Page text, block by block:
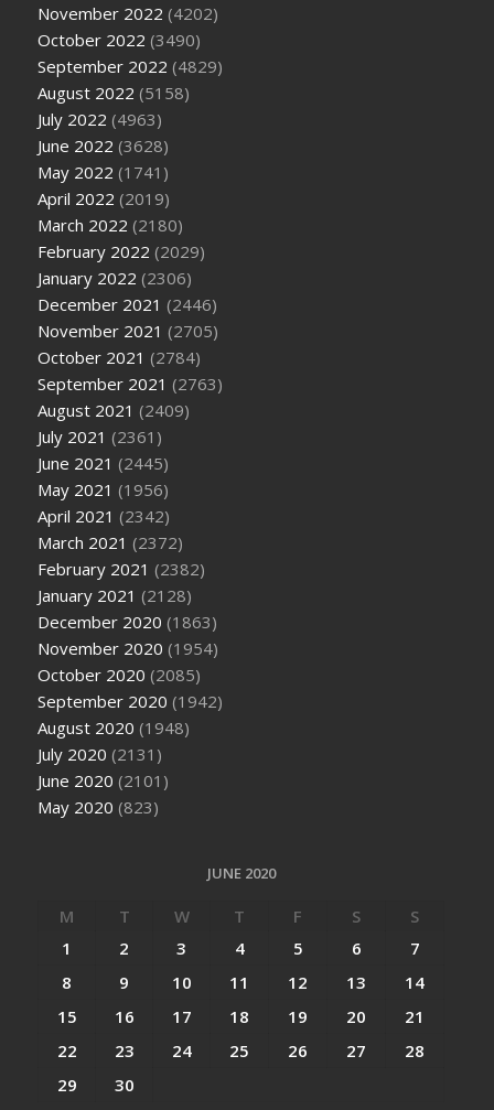
November 2022 (4202)
October 2022 (3490)
September 2022 (4829)
August 2022 (5158)
July 2022 (4963)
June 2022 (3628)
May 2022 (1741)
April 2022 (2019)
March 2022 (2180)
February 2022 (2029)
January 2022 (2306)
December 2021 (2446)
November 2021 (2705)
October 2021 (2784)
September 2021 (2763)
August 2021 (2409)
July 2021 (2361)
June 2021 (2445)
May 2021 (1956)
April 2021 (2342)
March 2021 (2372)
February 2021 (2382)
January 2021 (2128)
December 2020 (1863)
November 2020 (1954)
October 2020 (2085)
September 2020 (1942)
August 2020 (1948)
July 2020 (2131)
June 2020 (2101)
May 2020 (823)
JUNE 2020
M T W T F S
S
1
2 3 4 5 6
7
8
9 10 11 12 13
14
15
16 17 18 19 20
21
22
23 24 25 26 27
28
29
30